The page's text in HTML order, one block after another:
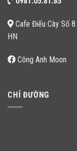
Cafe Điếu Cày Số
HN
Công Anh Moon
CHỈ ĐƯỜNG